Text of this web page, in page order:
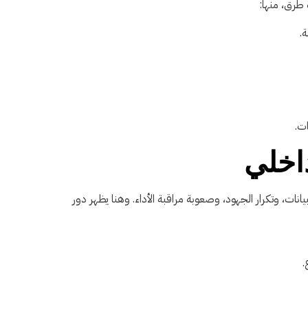
وتكرار الجهود، وصعوبة مراقبة الأداء. وهنا يظهر دور